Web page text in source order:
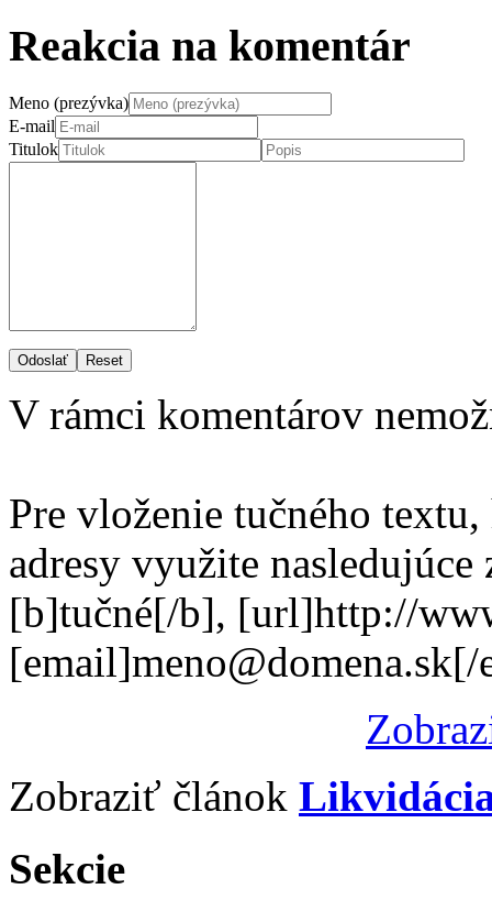
Reakcia na komentár
Meno (prezývka)
E-mail
Titulok
Odoslať Reset
V rámci komentárov
Pre vloženie tučného
adresy využite nasledujúce
[b]tučné[/b], [url]http://
Zobraziť článok
Sekcie